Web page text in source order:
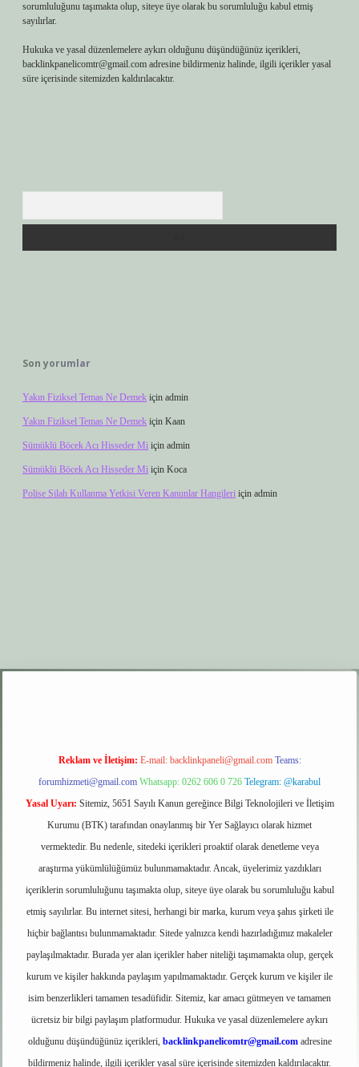
sorumluluğunu taşımakta olup, siteye üye olarak bu sorumluluğu kabul etmiş
sayılırlar.
Hukuka ve yasal düzenlemelere aykırı olduğunu düşündüğünüz içerikleri,
backlinkpanelicomtr@gmail.com adresine bildirmeniz halinde, ilgili içerikler yasal
süre içerisinde sitemizden kaldırılacaktır.
Son yorumlar
Yakın Fiziksel Temas Ne Demek için admin
Yakın Fiziksel Temas Ne Demek için Kaan
Sümüklü Böcek Acı Hisseder Mi için admin
Sümüklü Böcek Acı Hisseder Mi için Koca
Polise Silah Kullanma Yetkisi Veren Kanunlar Hangileri için admin
elexbet giriş
Reklam ve İletişim: E-mail: backlinkpaneli@gmail.com Teams:
forumhizmeti@gmail.com Whatsapp: 0262 606 0 726 Telegram: @karabul
Yasal Uyarı: Sitemiz, 5651 Sayılı Kanun gereğince Bilgi Teknolojileri ve İletişim
Kurumu (BTK) tarafından onaylanmış bir Yer Sağlayıcı olarak hizmet
vermektedir. Bu nedenle, sitedeki içerikleri proaktif olarak denetleme veya
araştırma yükümlülüğümüz bulunmamaktadır. Ancak, üyelerimiz yazdıkları
içeriklerin sorumluluğunu taşımakta olup, siteye üye olarak bu sorumluluğu kabul
etmiş sayılırlar. Bu internet sitesi, herhangi bir marka, kurum veya şahıs şirketi ile
hiçbir bağlantısı bulunmamaktadır. Sitede yalnızca kendi hazırladığımız makaleler
paylaşılmaktadır. Burada yer alan içerikler haber niteliği taşımamakta olup, gerçek
kurum ve kişiler hakkında paylaşım yapılmamaktadır. Gerçek kurum ve kişiler ile
isim benzerlikleri tamamen tesadüfidir. Sitemiz, kar amacı gütmeyen ve tamamen
ücretsiz bir bilgi paylaşım platformudur. Hukuka ve yasal düzenlemelere aykırı
olduğunu düşündüğünüz içerikleri, backlinkpanelicomtr@gmail.comadresine
bildirmeniz halinde, ilgili içerikler yasal süre içerisinde sitemizden kaldırılacaktır.